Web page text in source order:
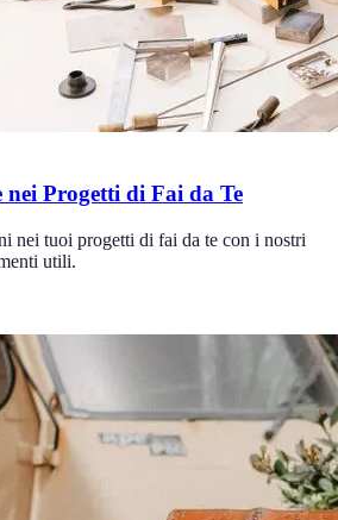
Progetti di Fai da Te
nei tuoi progetti di fai da te con i nostri
utili.